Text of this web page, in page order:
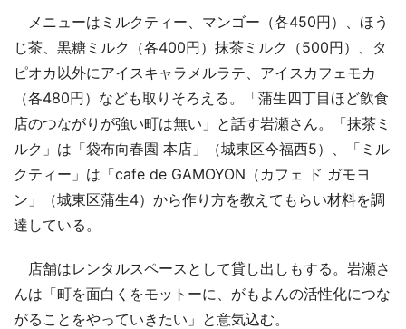
メニューはミルクティー、マンゴー（各450円）、ほう
じ茶、黒糖ミルク（各400円）抹茶ミルク（500円）、タ
ピオカ以外にアイスキャラメルラテ、アイスカフェモカ
（各480円）なども取りそろえる。「蒲生四丁目ほど飲食
店のつながりが強い町は無い」と話す岩瀬さん。「抹茶ミ
ルク」は「袋布向春園 本店」（城東区今福西5）、「ミル
クティー」は「cafe de GAMOYON（カフェ ド ガモヨ
ン」（城東区蒲生4）から作り方を教えてもらい材料を調
達している。
店舗はレンタルスペースとして貸し出しもする。岩瀬さ
んは「町を面白くをモットーに、がもよんの活性化につな
がることをやっていきたい」と意気込む。